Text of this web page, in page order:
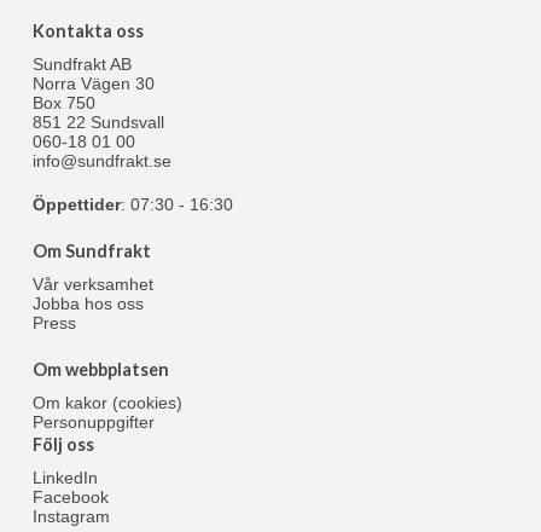
Kontakta oss
Sundfrakt AB
Norra Vägen 30
Box 750
851 22 Sundsvall
060-18 01 00
info@sundfrakt.se
Öppettider: 07:30 - 16:30
Om Sundfrakt
Vår verksamhet
Jobba hos oss
Press
Om webbplatsen
Om kakor (cookies)
Personuppgifter
Följ oss
LinkedIn
Facebook
Instagram